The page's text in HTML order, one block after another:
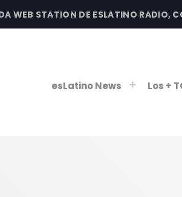
STATION DE ESLATINO RADIO,
esLatino News Los +
VIERNES